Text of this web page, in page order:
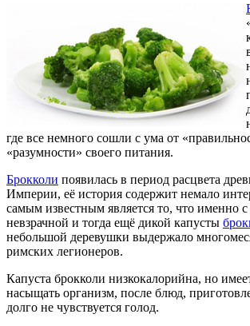
где все немного сошли с ума от
«разумности» своего питания.
Брокколи появилась в период расцвета
Империи, её история содержит немало
самым известным является то, что именно
невзрачной и тогда ещё дикой капусты
небольшой деревушки выдержало
римских легионеров.
Капуста брокколи низкокалорийна, но
насыщать организм, после блюд,
долго не чувствуется голод.